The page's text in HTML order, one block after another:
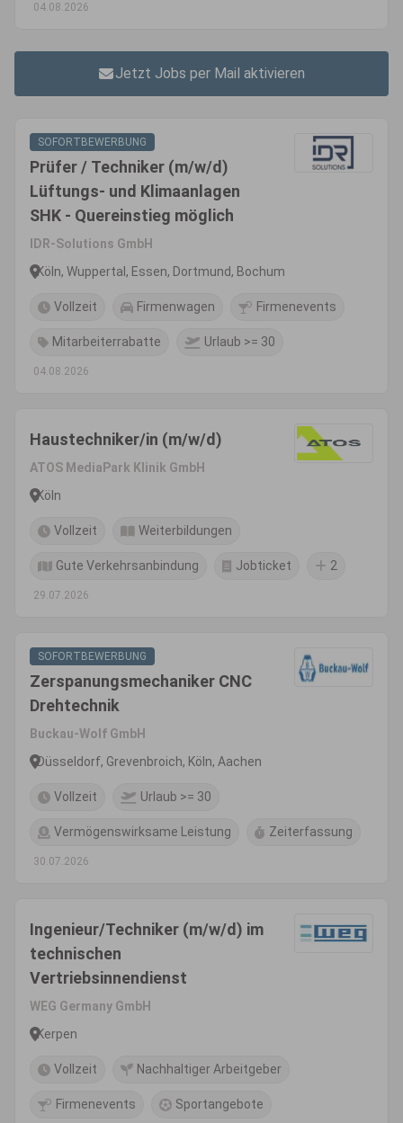
04.08.2026
Jetzt Jobs per Mail aktivieren
SOFORTBEWERBUNG
Prüfer / Techniker (m/w/d)
Lüftungs- und Klimaanlagen
SHK - Quereinstieg möglich
IDR-Solutions GmbH
Köln, Wuppertal, Essen, Dortmund, Bochum
Vollzeit Firmenwagen Firmenevents
Mitarbeiterrabatte Urlaub >= 30
04.08.2026
Haustechniker/in (m/w/d)
ATOS MediaPark Klinik GmbH
Köln
Vollzeit Weiterbildungen
Gute Verkehrsanbindung Jobticket 2
29.07.2026
SOFORTBEWERBUNG
Zerspanungsmechaniker CNC
Drehtechnik
Buckau-Wolf GmbH
Düsseldorf, Grevenbroich, Köln, Aachen
Vollzeit Urlaub >= 30
Vermögenswirksame Leistung Zeiterfassung
30.07.2026
Ingenieur/Techniker (m/w/d) im
technischen
Vertriebsinnendienst
WEG Germany GmbH
Kerpen
Vollzeit Nachhaltiger Arbeitgeber
Firmenevents Sportangebote